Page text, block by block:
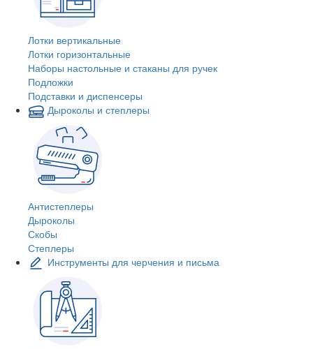
Лотки вертикальные
Лотки горизонтальные
Наборы настольные и стаканы для ручек
Подложки
Подставки и диспенсеры
Дыроколы и степлеры
Антистеплеры
Дыроколы
Скобы
Степлеры
Инструменты для черчения и письма